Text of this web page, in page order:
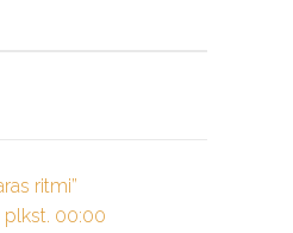
ritmi”
plkst. 00:00